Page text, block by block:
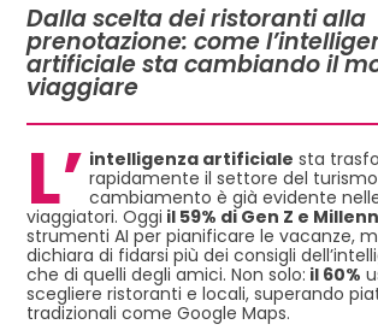
Dalla scelta dei ristoranti alla
prenotazione: come
artificiale sta cambiando il
viaggiare
L’ intelligenza artificiale sta
rapidamente il settore del
cambiamento è già evidente
viaggiatori. Oggi il 59% di Gen Z e
strumenti AI per pianificare le vacanze,
dichiara di fidarsi più dei consigli
che di quelli degli amici. Non solo: il 60%
scegliere ristoranti e locali, superando
tradizionali come Google Maps.